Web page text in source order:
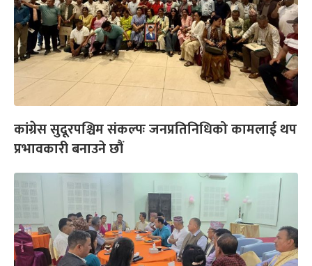
कांग्रेस सुदूरपश्चिम संकल्पः जनप्रतिनिधिको कामलाई थप
प्रभावकारी बनाउने छौं